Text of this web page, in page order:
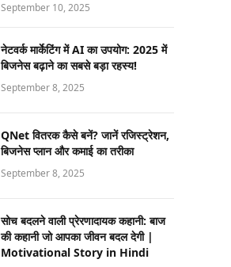
September 10, 2025
नेटवर्क मार्केटिंग में AI का उपयोग: 2025 में
बिजनेस बढ़ाने का सबसे बड़ा रहस्य!
September 8, 2025
QNet वितरक कैसे बनें? जानें रजिस्ट्रेशन,
बिजनेस प्लान और कमाई का तरीका
September 8, 2025
सोच बदलने वाली प्रेरणादायक कहानी: बाज
की कहानी जो आपका जीवन बदल देगी |
Motivational Story in Hindi